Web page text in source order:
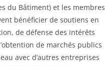
du Bâtiment) et les membres
bénéficier de soutiens en
de défense des intérêts
de marchés publics
avec d’autres entreprises